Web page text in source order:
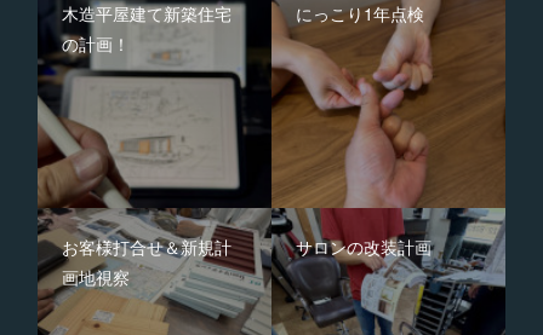
木造平屋建て新築住宅
の計画！
にっこり1年点検
お客様打合せ＆新規計
画地視察
サロンの改装計画